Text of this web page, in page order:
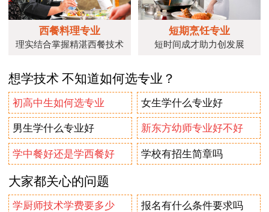
西餐料理专业
理实结合掌握精湛西餐技术
短期烹饪专业
短时间成才助力创发展
想学技术 不知道如何选专业？
初高中生如何选专业 女生学什么专业好
男生学什么专业好 新东方幼师专业好不好
学中餐好还是学西餐好 学校有招生简章吗
大家都关心的问题
学厨师技术学费要多少 报名有什么条件要求吗